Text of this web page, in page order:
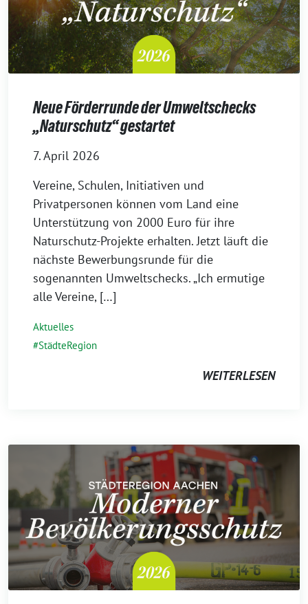
Neue Förderrunde der Umweltschecks
„Naturschutz“ gestartet
7. April 2026
Vereine, Schulen, Initiativen und
Privatpersonen können vom Land eine
Unterstützung von 2000 Euro für ihre
Naturschutz-Projekte erhalten. Jetzt läuft die
nächste Bewerbungsrunde für die
sogenannten Umweltschecks. „Ich ermutige
alle Vereine, […]
Aktuelles
StädteRegion
WEITERLESEN